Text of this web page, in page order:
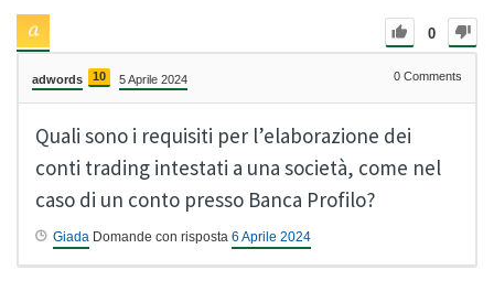
0
adwords 10 5 Aprile 2024 0 Comments
Quali sono i requisiti per l’elaborazione dei
conti trading intestati a una società, come nel
caso di un conto presso Banca Profilo?
Giada Domande con risposta 6 Aprile 2024